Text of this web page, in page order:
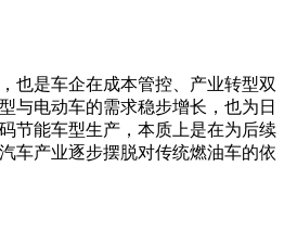
也是车企在成本管控、产业转型双
与电动车的需求稳步增长，也为日
节能车型生产，本质上是在为后续
车产业逐步摆脱对传统燃油车的依